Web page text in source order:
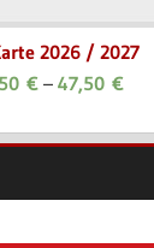
2026 / 2027
€ – 47,50 €